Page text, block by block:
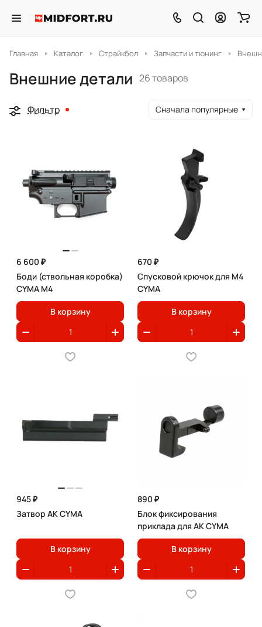
Главная Каталог Страйкбол Запчасти и тюнинг
Внешние детали 26 товаров
Фильтр Сначала популярные
6 600 ₽
Боди (ствольная коробка)
CYMA M4
В корзину
670 ₽
Спусковой крючок для M4
CYMA
В корзину
945 ₽
Затвор АК CYMA
В корзину
890 ₽
Блок фиксирования
приклада для АК CYMA
В корзину